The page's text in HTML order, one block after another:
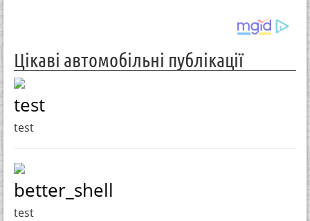
Цікаві автомобільні публікації
test
test
better_shell
test